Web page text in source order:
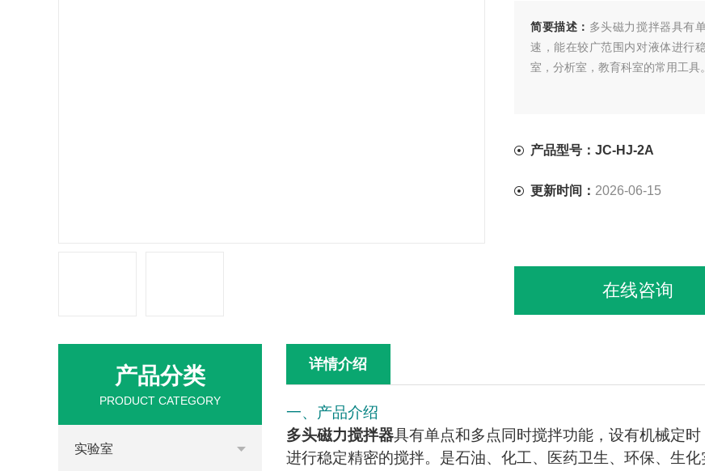
简要描述： 多头磁力搅拌器具有
速，能在较广范围内对液体进行
室，分析室，教育科室的常用工具。
产品型号：JC-HJ-2A
更新时间： 2026-06-15
在线咨询
详情介绍
一、产品介绍
多头磁力搅拌器具有单点和多点同时搅拌功能，设有机械定
进行稳定精密的搅拌。是石油、化工、医药卫生、环保、生
产品分类
PRODUCT CATEGORY
实验室